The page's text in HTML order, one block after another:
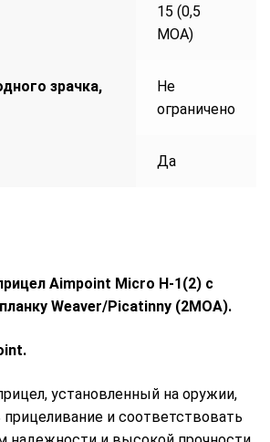
15 (0,5
МОА)
зрачка,
Не
ограничено
Да
Aimpoint Micro H -1(2) с
Weaver/Picatinny (2MOA).
установленный на оружии,
прицеливание и соответствовать